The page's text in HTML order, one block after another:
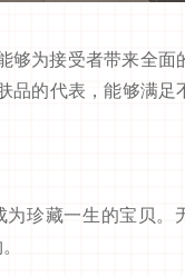
够为接受者带来全面
品的代表，能够满足
珍藏一生的宝贝。